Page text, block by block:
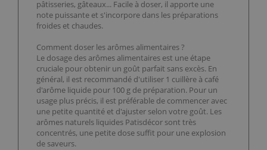
pâtisseries, gâteaux... Facile à doser, il apporte une
note puissante et s'incorpore dans les préparations
froides et chaudes.
Comment doser les arômes alimentaires ?
Le dosage des arômes alimentaires est une étape
cruciale pour obtenir un goût parfait sans excès. En
général, il est recommandé d'utiliser 1 cuillère à café
d'arôme liquide pour 100 g de préparation. Pour un
usage plus précis, il est préférable de commencer avec
une petite quantité et d'ajuster selon votre goût. Les
arômes naturels liquides Patisdécor sont très
concentrés, une petite dose suffit pour une explosion
de saveurs.